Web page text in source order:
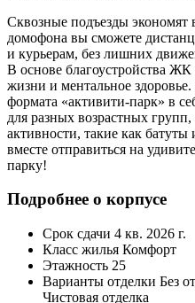
Сквозные подъезды
домофона вы сможете
и курьерам, без лишних
В основе благоустройства
жизни и ментальное
формата «активити-парк» в
для разных возрастных
активности, такие как
вместе отправиться на
парку!
Подробнее о корпусе
Срок сдачи 4 кв. 2026 г.
Класс жилья Комфорт
Этажность 25
Варианты отделки Без
Чистовая отделка